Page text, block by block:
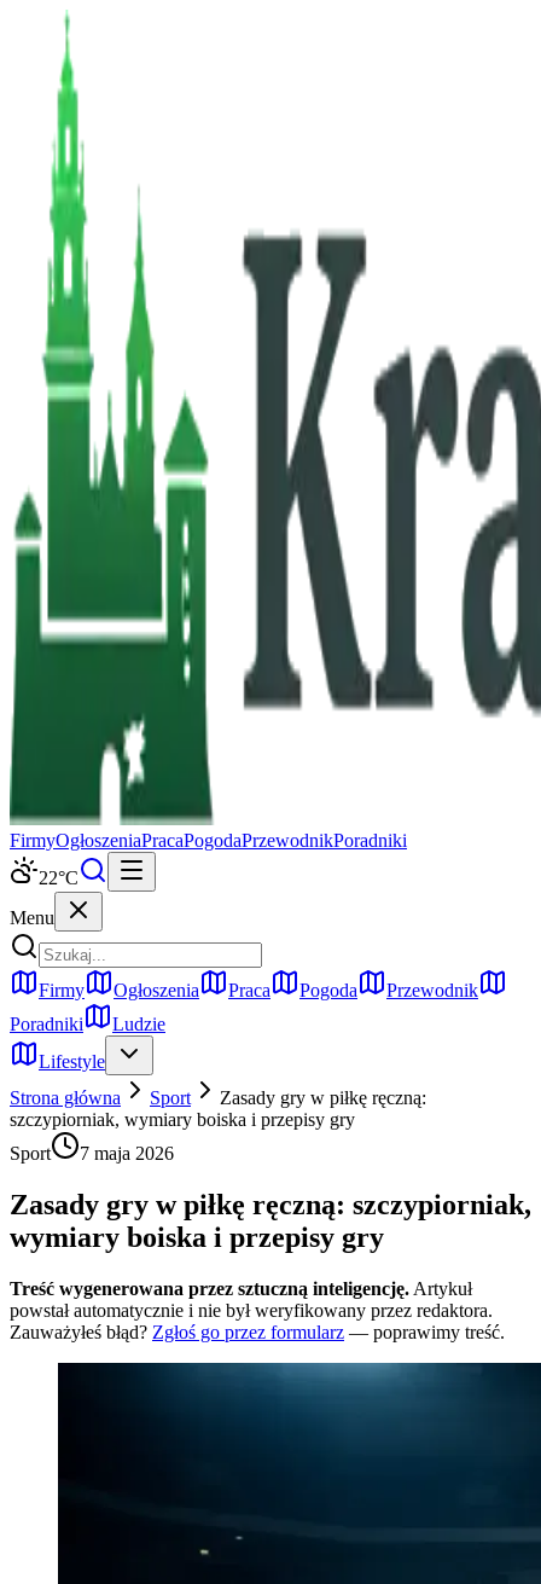
FirmyOgłoszeniaPracaPogodaPrzewodnikPoradniki
22°C
Menu
Firmy Ogłoszenia Praca Pogoda
Przewodnik
Poradniki
Ludzie
Lifestyle
Strona główna
Sport
Zasady gry w piłkę ręczną:
szczypiorniak, wymiary boiska i przepisy gry
Sport
7 maja 2026
Zasady gry w piłkę ręczną: szczypiorniak,
wymiary boiska i przepisy gry
Treść wygenerowana przez sztuczną inteligencję. Artykuł
powstał automatycznie i nie był weryfikowany przez redaktora.
Zauważyłeś błąd? Zgłoś go przez formularz — poprawimy treść.